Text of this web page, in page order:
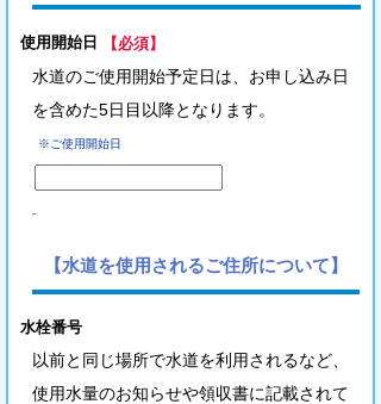
使用開始日 【必須】
水道のご使用開始予定日は、お申し込み日
を含めた5日目以降となります。
※ご使用開始日
【水道を使用されるご住所について】
水栓番号
以前と同じ場所で水道を利用されるなど、
使用水量のお知らせや領収書に記載されて